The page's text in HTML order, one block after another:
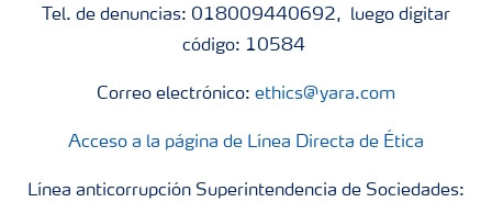
Tel. de denuncias: 018009440692, luego digitar
código: 10584
Correo electrónico: ethics@yara.com
Acceso a la página de Línea Directa de Ética
Línea anticorrupción Superintendencia de Sociedades: